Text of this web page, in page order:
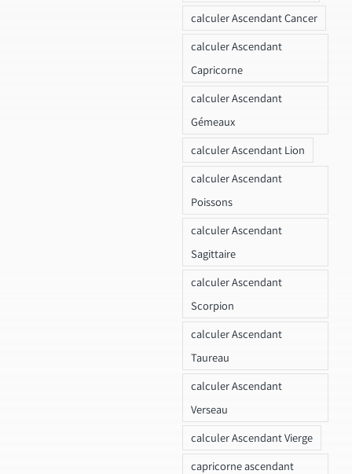
calculer Ascendant Cancer
calculer Ascendant
Capricorne
calculer Ascendant
Gémeaux
calculer Ascendant Lion
calculer Ascendant
Poissons
calculer Ascendant
Sagittaire
calculer Ascendant
Scorpion
calculer Ascendant
Taureau
calculer Ascendant
Verseau
calculer Ascendant Vierge
capricorne ascendant